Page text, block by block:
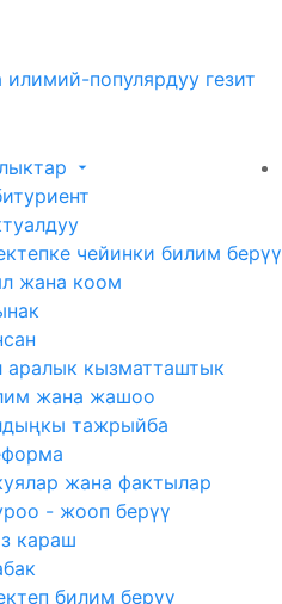
популярдуу гезит
чейинки билим берүү
жана коом
аралык кызматташтык
жана жашоо
тажрыйба
жана фактылар
- жооп берүү
караш
билим берүү